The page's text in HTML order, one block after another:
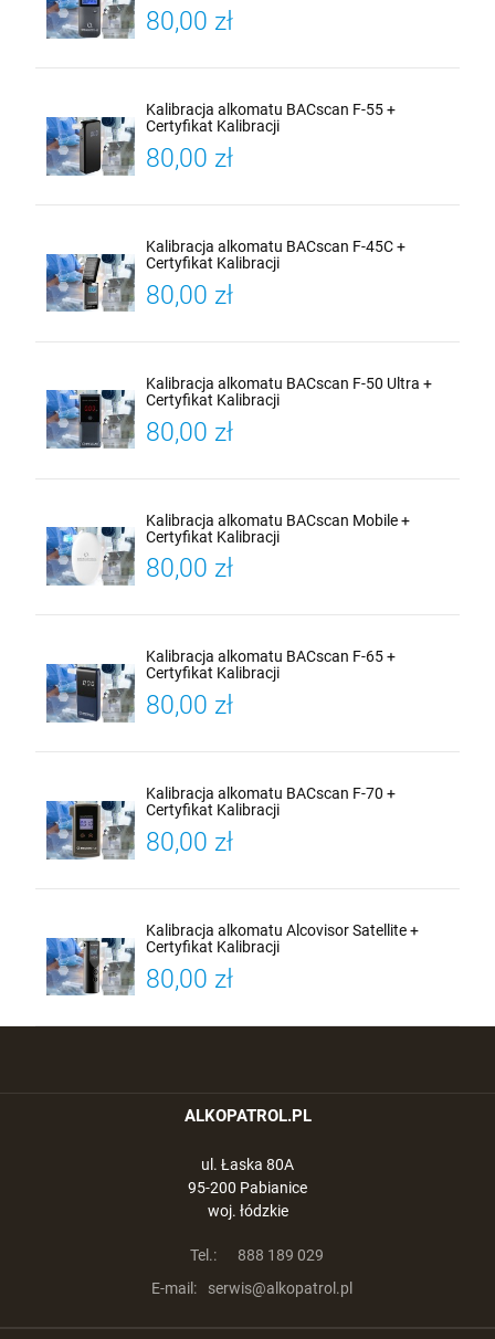
80,00 zł
Kalibracja alkomatu BACscan F-55 +
Certyfikat Kalibracji
80,00 zł
Kalibracja alkomatu BACscan F-45C +
Certyfikat Kalibracji
80,00 zł
Kalibracja alkomatu BACscan F-50 Ultra +
Certyfikat Kalibracji
80,00 zł
Kalibracja alkomatu BACscan Mobile +
Certyfikat Kalibracji
80,00 zł
Kalibracja alkomatu BACscan F-65 +
Certyfikat Kalibracji
80,00 zł
Kalibracja alkomatu BACscan F-70 +
Certyfikat Kalibracji
80,00 zł
Kalibracja alkomatu Alcovisor Satellite +
Certyfikat Kalibracji
80,00 zł
ALKOPATROL.PL
ul. Łaska 80A
95-200 Pabianice
woj. łódzkie
Tel.:
888 189 029
E-mail:
serwis@alkopatrol.pl